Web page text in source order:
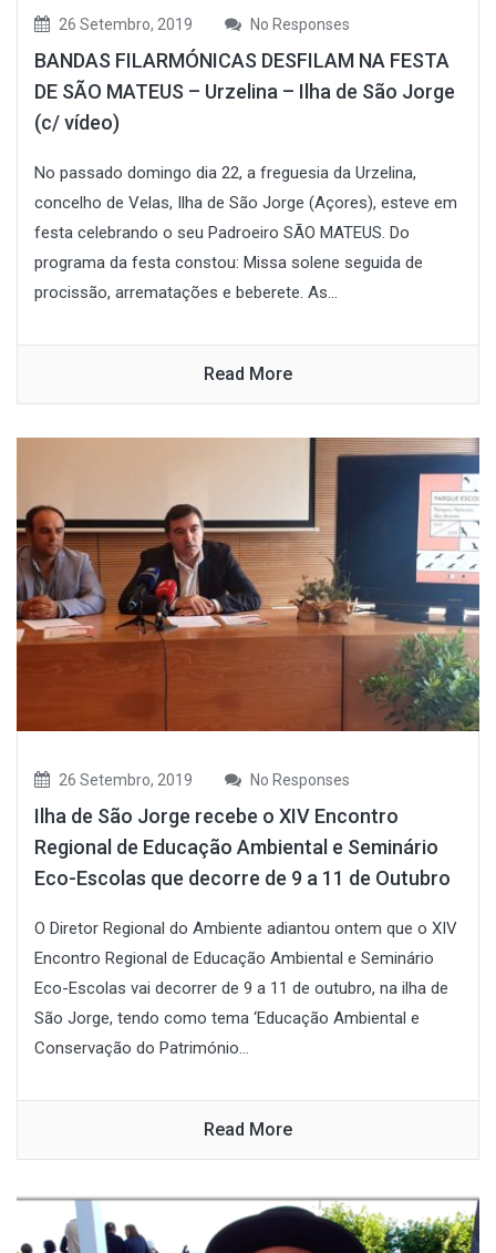
26 Setembro, 2019 No Responses
BANDAS FILARMÓNICAS DESFILAM NA FESTA
DE SÃO MATEUS – Urzelina – Ilha de São Jorge
(c/ vídeo)
No passado domingo dia 22, a freguesia da Urzelina,
concelho de Velas, Ilha de São Jorge (Açores), esteve em
festa celebrando o seu Padroeiro SÃO MATEUS. Do
programa da festa constou: Missa solene seguida de
procissão, arrematações e beberete. As...
Read More
26 Setembro, 2019 No Responses
Ilha de São Jorge recebe o XIV Encontro
Regional de Educação Ambiental e Seminário
Eco-Escolas que decorre de 9 a 11 de Outubro
O Diretor Regional do Ambiente adiantou ontem que o XIV
Encontro Regional de Educação Ambiental e Seminário
Eco-Escolas vai decorrer de 9 a 11 de outubro, na ilha de
São Jorge, tendo como tema ‘Educação Ambiental e
Conservação do Património...
Read More